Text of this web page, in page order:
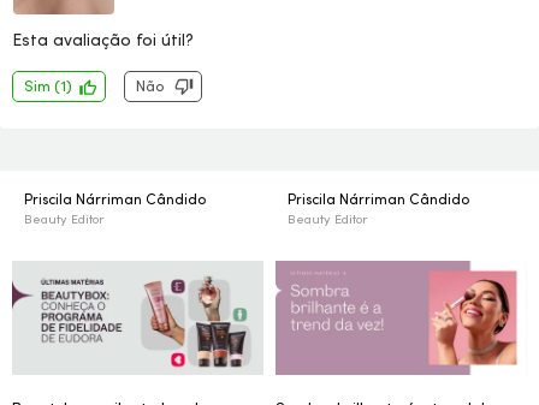
Esta avaliação foi útil?
Sim (1) Não
Priscila Nárriman Cândido
Beauty Editor
Priscila Nárriman Cândido
Beauty Editor